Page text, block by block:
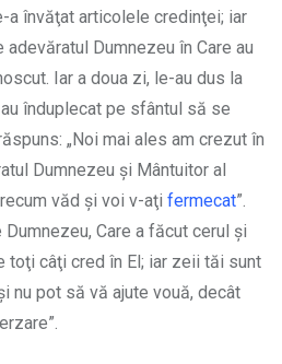
a învăţat articolele credinţei; iar
Dumnezeu în Care au
Iar a doua zi, le-au dus la
înduplecat pe sfântul să se
„Noi mai ales am crezut în
Dumnezeu şi Mântuitor al
văd şi voi v-aţi fermecat”.
Care a făcut cerul şi
toţi câţi cred în El; iar zeii tăi sunt
nu pot să vă ajute vouă, decât